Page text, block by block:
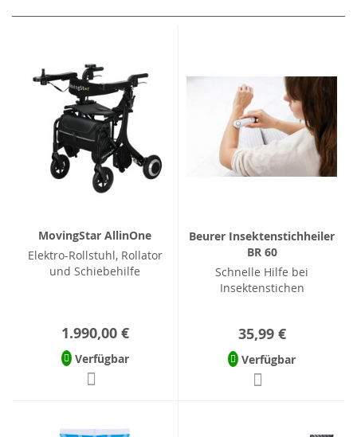
MovingStar AllinOne
Elektro-Rollstuhl, Rollator
und Schiebehilfe
1.990,00 €
Verfügbar
Beurer Insektenstichheiler
BR 60
Schnelle Hilfe bei
Insektenstichen
35,99 €
Verfügbar